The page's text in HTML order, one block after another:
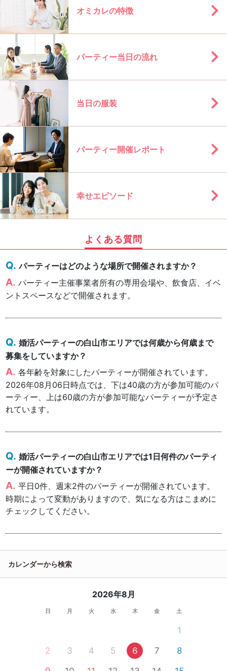
オミカレの特徴
パーティー当日の流れ
当日の服装
パーティー開催レポート
幸せエピソード
よくある質問
パーティーはどのような場所で開催されますか？
パーティー主催事業者所有の専用会場や、飲食店、イベ
ントスペースなどで開催されます。
婚活パーティーの白山市エリアでは何歳から何歳まで
募集をしていますか？
各年齢を対象にしたパーティーが開催されています。
2026年08月06日時点では、下は40歳の方が参加可能のパ
ーティー、上は60歳の方が参加可能なパーティーが予定さ
れています。
婚活パーティーの白山市エリアでは1日何件のパーティ
ーが開催されていますか？
平日0件、週末2件のパーティーが開催されています。
時期によって変動がありますので、気になる方はこまめに
チェックしてください。
カレンダーから検索
2026年8月
日 月 火 水 木 金 土
1
2
3 4 5 6 7
8